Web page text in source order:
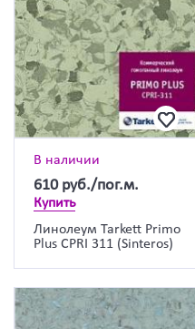
В наличии
610 руб./пог.м.
Купить
Линолеум Tarkett Primo
Plus CPRI 311 (Sinteros)